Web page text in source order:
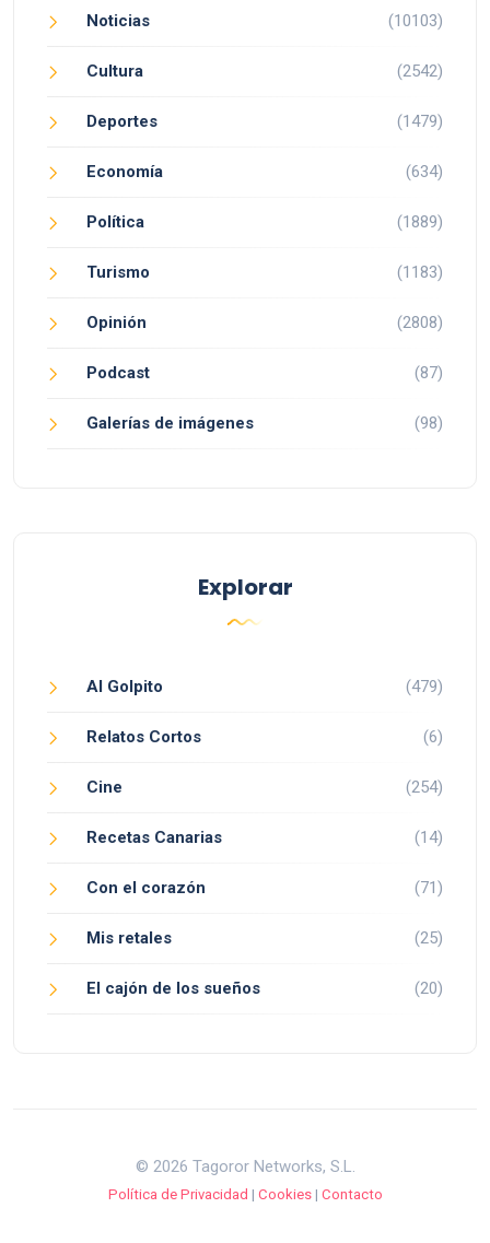
Noticias (10103)
Cultura (2542)
Deportes (1479)
Economía (634)
Política (1889)
Turismo (1183)
Opinión (2808)
Podcast (87)
Galerías de imágenes (98)
Explorar
Al Golpito (479)
Relatos Cortos (6)
Cine (254)
Recetas Canarias (14)
Con el corazón (71)
Mis retales (25)
El cajón de los sueños (20)
© 2026 Tagoror Networks, S.L.
Política de Privacidad | Cookies| Contacto